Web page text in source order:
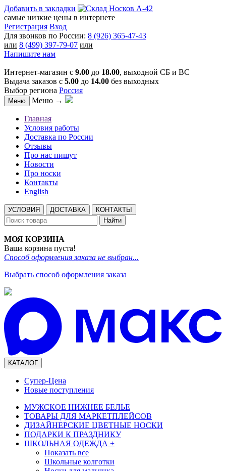
Добавить в закладки
самые низкие цены в интернете
Регистрация Вход
Для звонков по России: 8 (926) 365-47-43
или 8 (499) 397-79-07 или
Напишите нам
Интернет-магазин с 9.00 до 18.00, выходной СБ и ВС
Выдача заказов с 5.00 до 14.00 без выходных
Выбор региона Россия
Меню Меню →
Главная
Условия работы
Доставка по России
Отзывы
Про нас пишут
Новости
Про носки
Контакты
English
УСЛОВИЯ ДОСТАВКА
КОНТАКТЫ
Найти
МОЯ КОРЗИНА
Ваша корзина пуста!
Способ оформления заказа не выбран...
Выбрать способ оформления заказа
КАТАЛОГ
Супер-Цена
Новые поступления
МУЖСКОЕ НИЖНЕЕ БЕЛЬЕ
ТОВАРЫ ДЛЯ МАРКЕТПЛЕЙСОВ
ДИЗАЙНЕРСКИЕ ЦВЕТНЫЕ НОСКИ
ПОДАРКИ К ПРАЗДНИКУ
ШКОЛЬНАЯ ОДЕЖДА +
Показать все
Школьные колготки